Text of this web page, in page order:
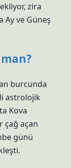
zira
Ay ve Güneş
burcunda
astrolojik
Kova
çağ açan
günü